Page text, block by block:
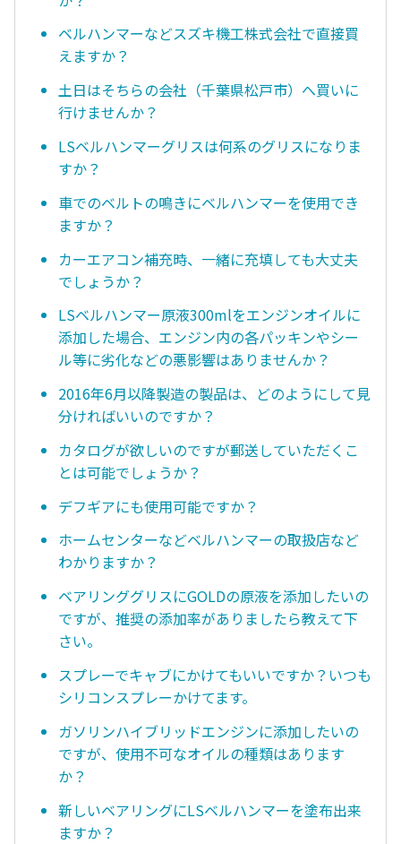
ベルハンマーなどスズキ機工株式会社で直接買
えますか？
土日はそちらの会社（千葉県松戸市）へ買いに
行けませんか？
LSベルハンマーグリスは何系のグリスになりま
すか？
車でのベルトの鳴きにベルハンマーを使用でき
ますか？
カーエアコン補充時、一緒に充填しても大丈夫
でしょうか？
LSベルハンマー原液300mlをエンジンオイルに
添加した場合、エンジン内の各パッキンやシー
ル等に劣化などの悪影響はありませんか？
2016年6月以降製造の製品は、どのようにして見
分ければいいのですか？
カタログが欲しいのですが郵送していただくこ
とは可能でしょうか？
デフギアにも使用可能ですか？
ホームセンターなどベルハンマーの取扱店など
わかりますか？
ベアリンググリスにGOLDの原液を添加したいの
ですが、推奨の添加率がありましたら教えて下
さい。
スプレーでキャブにかけてもいいですか？いつも
シリコンスプレーかけてます。
ガソリンハイブリッドエンジンに添加したいの
ですが、使用不可なオイルの種類はあります
か？
新しいベアリングにLSベルハンマーを塗布出来
ますか？